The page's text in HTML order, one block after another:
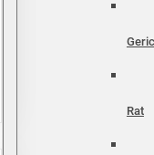
Rat